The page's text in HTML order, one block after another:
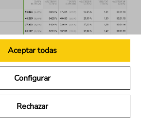
Configurar
Rechazar
Aceptar todas
identificar qué tipos de
nuestros visitantes.
Core Web Vitals, son métricas